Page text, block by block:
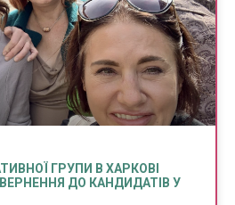
ГРУПИ В ХАРКОВІ
ДО КАНДИДАТІВ У